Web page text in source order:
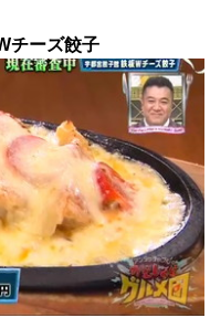
チーズ餃子